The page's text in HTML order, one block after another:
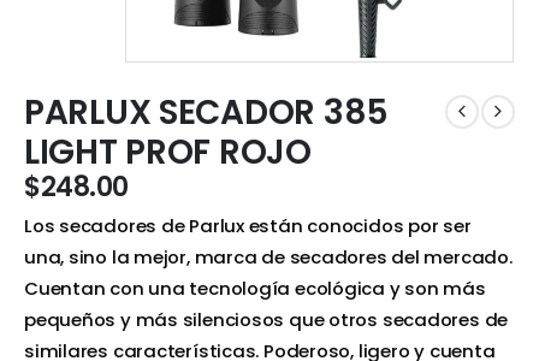
PARLUX SECADOR 385
LIGHT PROF ROJO
$248.00
Los secadores de Parlux están conocidos por ser
una, sino la mejor, marca de secadores del mercado.
Cuentan con una tecnología ecológica y son más
pequeños y más silenciosos que otros secadores de
similares características. Poderoso, ligero y cuenta